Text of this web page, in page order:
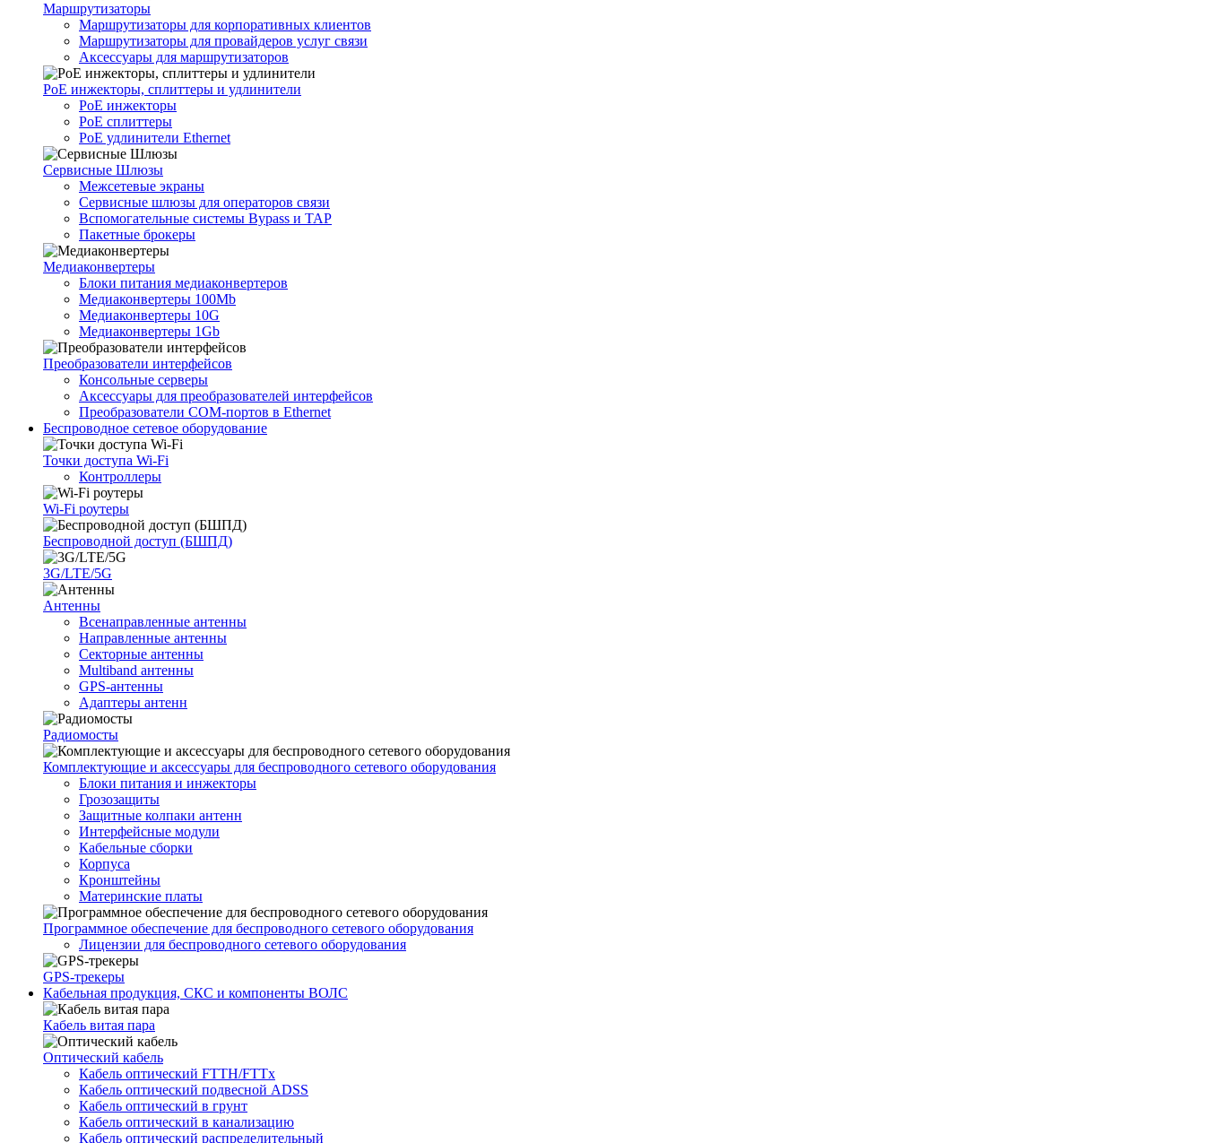
Маршрутизаторы
Маршрутизаторы для корпоративных клиентов
Маршрутизаторы для провайдеров услуг связи
Аксессуары для маршрутизаторов
PoE инжекторы, сплиттеры и удлинители
PoE инжекторы
PoE сплиттеры
PoE удлинители Ethernet
Сервисные Шлюзы
Межсетевые экраны
Сервисные шлюзы для операторов связи
Вспомогательные системы Bypass и TAP
Пакетные брокеры
Медиаконвертеры
Блоки питания медиаконвертеров
Медиаконвертеры 100Mb
Медиаконвертеры 10G
Медиаконвертеры 1Gb
Преобразователи интерфейсов
Консольные серверы
Аксессуары для преобразователей интерфейсов
Преобразователи COM-портов в Ethernet
Беспроводное сетевое оборудование
Точки доступа Wi-Fi
Контроллеры
Wi-Fi роутеры
Беспроводной доступ (БШПД)
3G/LTE/5G
Антенны
Всенаправленные антенны
Направленные антенны
Секторные антенны
Multiband антенны
GPS-антенны
Адаптеры антенн
Радиомосты
Комплектующие и аксессуары для беспроводного сетевого оборудования
Блоки питания и инжекторы
Грозозащиты
Защитные колпаки антенн
Интерфейсные модули
Кабельные сборки
Корпуса
Кронштейны
Материнские платы
Программное обеспечение для беспроводного сетевого оборудования
Лицензии для беспроводного сетевого оборудования
GPS-трекеры
Кабельная продукция, СКС и компоненты ВОЛС
Кабель витая пара
Оптический кабель
Кабель оптический FTTH/FTTx
Кабель оптический подвесной ADSS
Кабель оптический в грунт
Кабель оптический в канализацию
Кабель оптический распределительный